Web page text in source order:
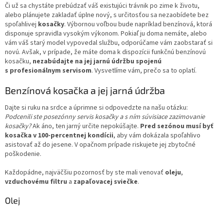
Či už sa chystáte prebúdzať váš existujúci trávnik po zime k životu,
alebo plánujete zakladať úplne nový, s určitosťou sa nezaobídete bez
spoľahlivej kosačky. Výbornou voľbou bude napríklad benzínová, ktorá
disponuje spravidla vysokým výkonom. Pokiaľ ju doma nemáte, alebo
vám váš starý model vypovedal službu, odporúčame vám zaobstarať si
novú. Avšak, v prípade, že máte doma k dispozícii funkčnú benzínovú
kosačku, nezabúdajte na jej jarnú údržbu spojenú
s profesionálnym servisom. Vysvetlíme vám, prečo sa to oplatí.
Benzínová kosačka a jej jarná údržba
Dajte si ruku na srdce a úprimne si odpovedzte na našu otázku:
Podcenili ste posezónny servis kosačky a s ním súvisiace zazimovanie
kosačky?Ak áno, ten jarný určite nepokúšajte. Pred sezónou musí byť
kosačka v 100-percentnej kondícii, aby vám dokázala spoľahlivo
asistovať až do jesene. V opačnom prípade riskujete jej zbytočné
poškodenie.
Každopádne, najväčšiu pozornosť by ste mali venovať oleju,
vzduchovému filtru a zapaľovacej sviečke.
Olej